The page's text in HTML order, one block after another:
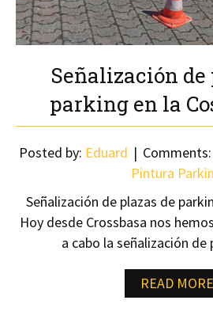
Señalización de
parking en la
Posted by: Eduard Comments:
Pintura
Señalización de plazas de
Hoy desde Crossbasa nos
a cabo la señalización
READ MORE